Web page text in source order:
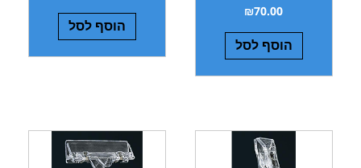
₪70.00
הוסף לסל
הוסף לסל